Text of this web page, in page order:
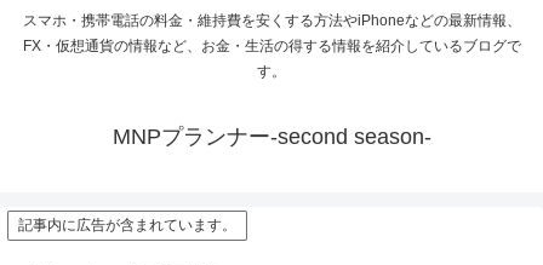
スマホ・携帯電話の料金・維持費を安くする方法やiPhoneなどの最新情報、
FX・仮想通貨の情報など、お金・生活の得する情報を紹介しているブログで
す。
MNPプランナー-second season-
記事内に広告が含まれています。